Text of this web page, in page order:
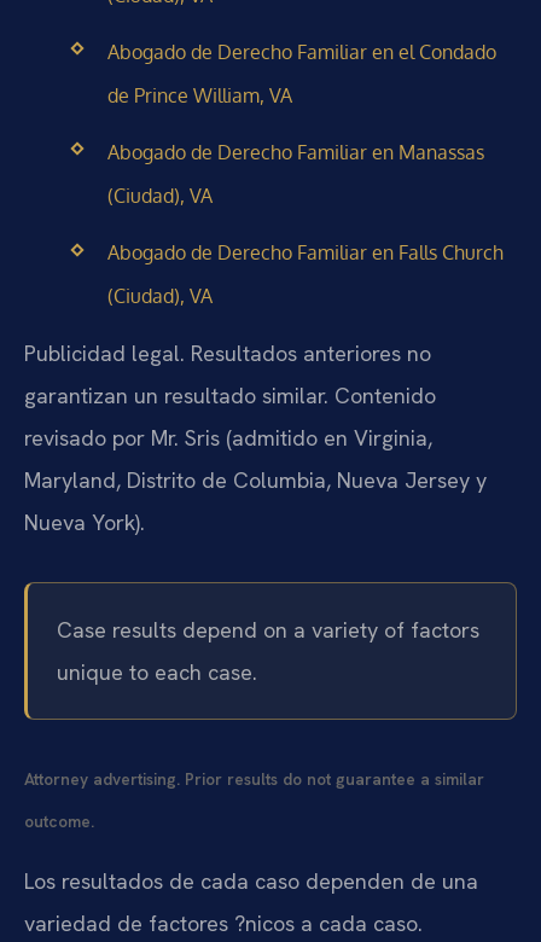
Abogado de Derecho Familiar en el Condado
de Prince William, VA
Abogado de Derecho Familiar en Manassas
(Ciudad), VA
Abogado de Derecho Familiar en Falls Church
(Ciudad), VA
Publicidad legal. Resultados anteriores no
garantizan un resultado similar. Contenido
revisado por Mr. Sris (admitido en Virginia,
Maryland, Distrito de Columbia, Nueva Jersey y
Nueva York).
Case results depend on a variety of factors
unique to each case.
Attorney advertising. Prior results do not guarantee a similar
outcome.
Los resultados de cada caso dependen de una
variedad de factores ?nicos a cada caso.